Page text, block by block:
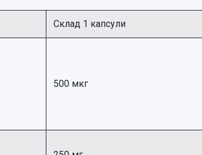
Склад 1 капсули
500 мкг